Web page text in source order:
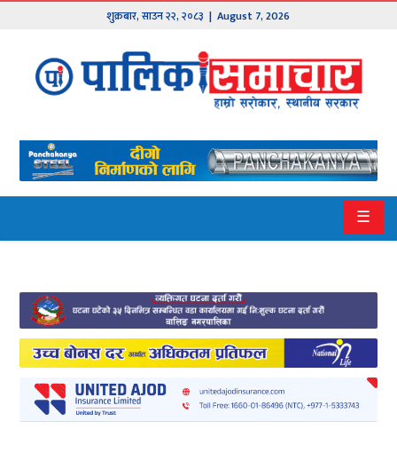
शुक्रबार,साउन२२,२०८३ | August 7, 2026
मुख्य
समाचार
हाम्रो
पालिका
१
२
बागमती
गण्डकी
☰